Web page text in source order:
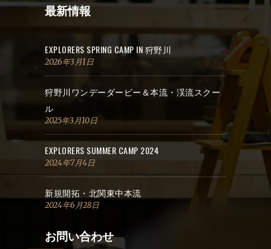
最新情報
EXPLORERS SPRING CAMP IN 狩野川
2026年3月1日
狩野川ワンデーダービー＆本流・渓流スクー
ル
2025年3月10日
EXPLORERS SUMMER CAMP 2024
2024年7月4日
新規開拓・北関東中本流
2024年6月28日
お問い合わせ